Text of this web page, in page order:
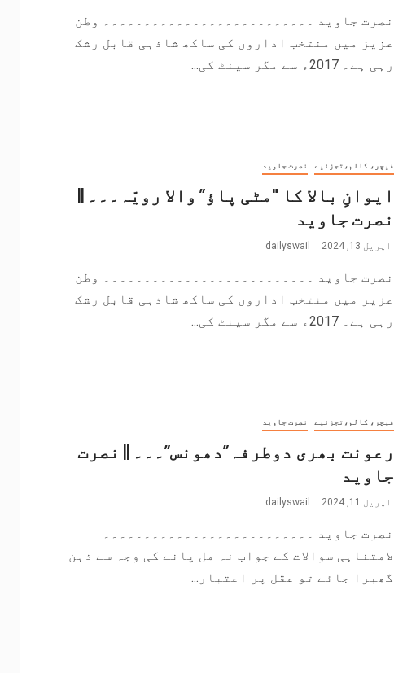
نصرت جاوید ۔۔۔۔۔۔۔۔۔۔۔۔۔۔۔۔۔۔۔۔۔۔۔۔۔۔ وطن
عزیز میں منتخب اداروں کی ساکھ شاذہی قابل رشک
رہی ہے۔ 2017ء سے مگر سینٹ کی...
فیچر، کالم،تجزئیے نصرت جاوید
ایوانِ بالا کا "مٹی پاؤ” والا رویّہ۔۔۔ ||
نصرت جاوید
اپریل 13, 2024 dailyswail
نصرت جاوید ۔۔۔۔۔۔۔۔۔۔۔۔۔۔۔۔۔۔۔۔۔۔۔۔۔۔ وطن
عزیز میں منتخب اداروں کی ساکھ شاذہی قابل رشک
رہی ہے۔ 2017ء سے مگر سینٹ کی...
فیچر، کالم،تجزئیے نصرت جاوید
رعونت بھری دوطرفہ”دھونس”۔۔۔ || نصرت
جاوید
اپریل 11, 2024 dailyswail
نصرت جاوید ۔۔۔۔۔۔۔۔۔۔۔۔۔۔۔۔۔۔۔۔۔۔۔۔۔۔
لامتناہی سوالات کے جواب نہ مل پانے کی وجہ سے ذہن
گھبرا جائے تو عقل پر اعتبار...